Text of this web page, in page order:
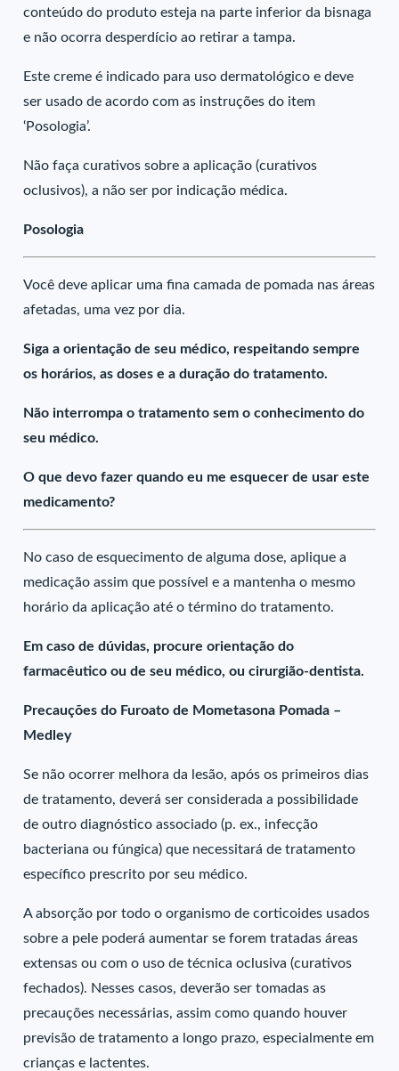
conteúdo do produto esteja na parte inferior da bisnaga
e não ocorra desperdício ao retirar a tampa.
Este creme é indicado para uso dermatológico e deve
ser usado de acordo com as instruções do item
‘Posologia’.
Não faça curativos sobre a aplicação (curativos
oclusivos), a não ser por indicação médica.
Posologia
Você deve aplicar uma fina camada de pomada nas áreas
afetadas, uma vez por dia.
Siga a orientação de seu médico, respeitando sempre
os horários, as doses e a duração do tratamento.
Não interrompa o tratamento sem o conhecimento do
seu médico.
O que devo fazer quando eu me esquecer de usar este
medicamento?
No caso de esquecimento de alguma dose, aplique a
medicação assim que possível e a mantenha o mesmo
horário da aplicação até o término do tratamento.
Em caso de dúvidas, procure orientação do
farmacêutico ou de seu médico, ou cirurgião-dentista.
Precauções do Furoato de Mometasona Pomada –
Medley
Se não ocorrer melhora da lesão, após os primeiros dias
de tratamento, deverá ser considerada a possibilidade
de outro diagnóstico associado (p. ex., infecção
bacteriana ou fúngica) que necessitará de tratamento
específico prescrito por seu médico.
A absorção por todo o organismo de corticoides usados
sobre a pele poderá aumentar se forem tratadas áreas
extensas ou com o uso de técnica oclusiva (curativos
fechados). Nesses casos, deverão ser tomadas as
precauções necessárias, assim como quando houver
previsão de tratamento a longo prazo, especialmente em
crianças e lactentes.